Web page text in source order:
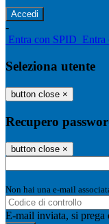
-
Entra con SPID Entra
Seleziona utente
button close ×
Recupero
button close ×
Non hai una e-mail
E-mail inviata, si prega